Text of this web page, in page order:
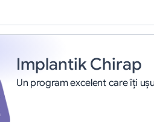
Implantik Chirap
Un program excelent care îți